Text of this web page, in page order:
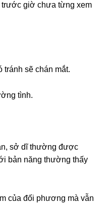
trước giờ chưa từng xem
tránh sẽ chán mắt.
tình.
sở dĩ thường được
bản năng thường thấy
của đối phương mà vẫn